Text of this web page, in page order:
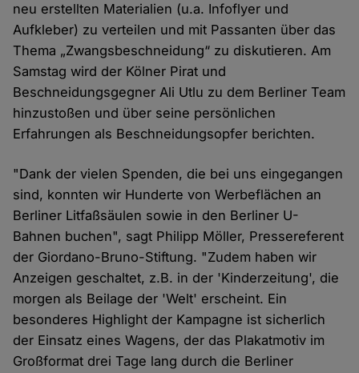
neu erstellten Materialien (u.a. Infoflyer und
Aufkleber) zu verteilen und mit Passanten über das
Thema „Zwangsbeschneidung“ zu diskutieren. Am
Samstag wird der Kölner Pirat und
Beschneidungsgegner Ali Utlu zu dem Berliner Team
hinzustoßen und über seine persönlichen
Erfahrungen als Beschneidungsopfer berichten.
"Dank der vielen Spenden, die bei uns eingegangen
sind, konnten wir Hunderte von Werbeflächen an
Berliner Litfaßsäulen sowie in den Berliner U-
Bahnen buchen", sagt Philipp Möller, Pressereferent
der Giordano-Bruno-Stiftung. "Zudem haben wir
Anzeigen geschaltet, z.B. in der 'Kinderzeitung', die
morgen als Beilage der 'Welt' erscheint. Ein
besonderes Highlight der Kampagne ist sicherlich
der Einsatz eines Wagens, der das Plakatmotiv im
Großformat drei Tage lang durch die Berliner